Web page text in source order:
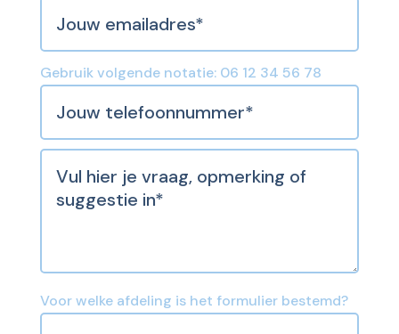
Gebruik volgende notatie: 06 12 34 56 78
Voor welke afdeling is het formulier bestemd?